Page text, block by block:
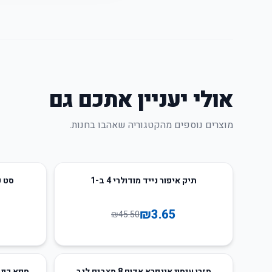
אולי יעניין אתכם גם
מוצרים נוספים מהקטגוריה שאהבו בחנות.
תיק איפור נייד מודולרי 4 ב-1
₪3.65
₪45.50
סט
20
23